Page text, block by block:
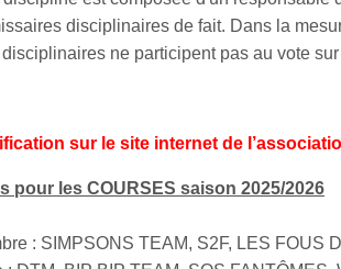
disciplinaires de fait. Dans la
ne participent pas au vote
sur le site internet de
pour les COURSES saison 2025/2026
: SIMPSONS TEAM, S2F, LES FOUS